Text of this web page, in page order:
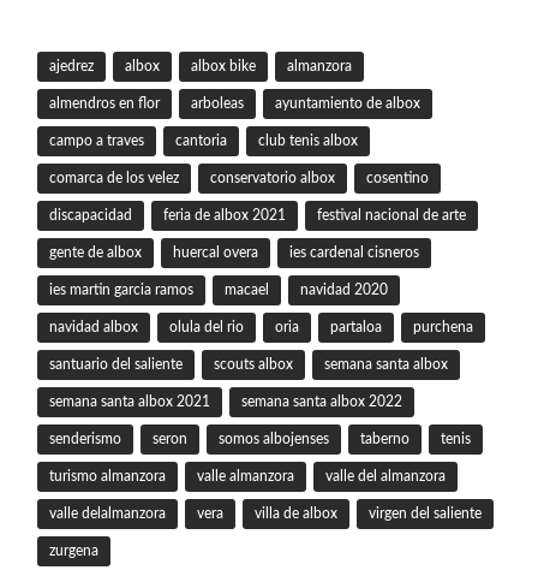
ajedrez albox albox bike almanzora
almendros en flor arboleas ayuntamiento de albox
campo a traves cantoria club tenis albox
comarca de los velez conservatorio albox cosentino
discapacidad feria de albox 2021 festival nacional de arte
gente de albox huercal overa ies cardenal cisneros
ies martin garcia ramos macael navidad 2020
navidad albox olula del rio oria partaloa purchena
santuario del saliente scouts albox semana santa albox
semana santa albox 2021 semana santa albox 2022
senderismo seron somos albojenses taberno tenis
turismo almanzora valle almanzora valle del almanzora
valle delalmanzora vera villa de albox virgen del saliente
zurgena